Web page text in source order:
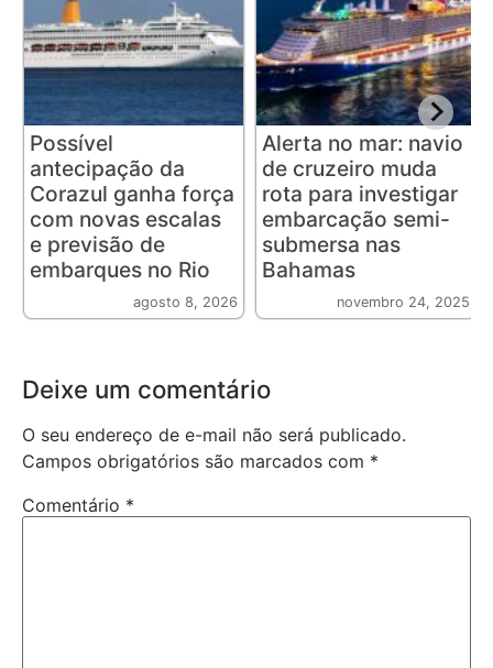
Possível
antecipação da
Corazul ganha força
com novas escalas
e previsão de
embarques no Rio
agosto 8, 2026
Alerta no mar: navio
de cruzeiro muda
rota para investigar
embarcação semi-
submersa nas
Bahamas
novembro 24, 2025
Deixe um comentário
O seu endereço de e-mail não será publicado.
Campos obrigatórios são marcados com *
Comentário *